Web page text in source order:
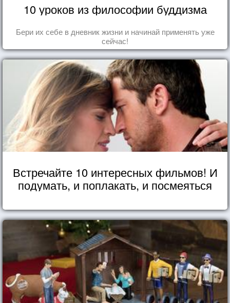
10 уроков из философии буддизма
Бери их себе в дневник жизни и начинай применять уже
сейчас!
Встречайте 10 интересных фильмов! И
подумать, и поплакать, и посмеяться